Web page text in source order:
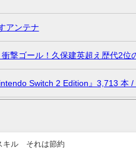
アンテナ
撃ゴール！久保建英超え歴代2
Switch 2 Edition』3,713 本
公務員の“ドライブ”が地獄すぎ
キル それは節約